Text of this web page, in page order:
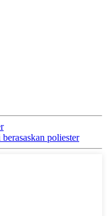
poliester